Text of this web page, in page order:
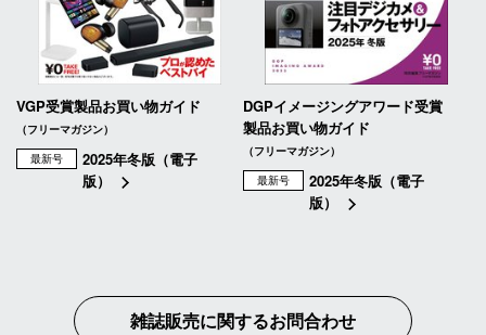
VGP受賞製品お買い物ガイド
（フリーマガジン）
最新号
2025年冬版（電子
版）
DGPイメージングアワード受賞
製品お買い物ガイド
（フリーマガジン）
最新号
2025年冬版（電子
版）
雑誌販売に関するお問合わせ